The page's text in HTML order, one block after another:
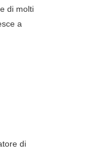
di molti
a
di